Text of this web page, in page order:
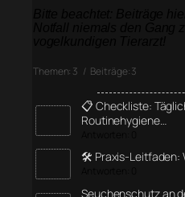
Themen: 3 / Beiträge: 3
📋 Checkliste:
Routinehygiene…
🛠️ Praxis-Leitfaden:
Seuchenschutz an